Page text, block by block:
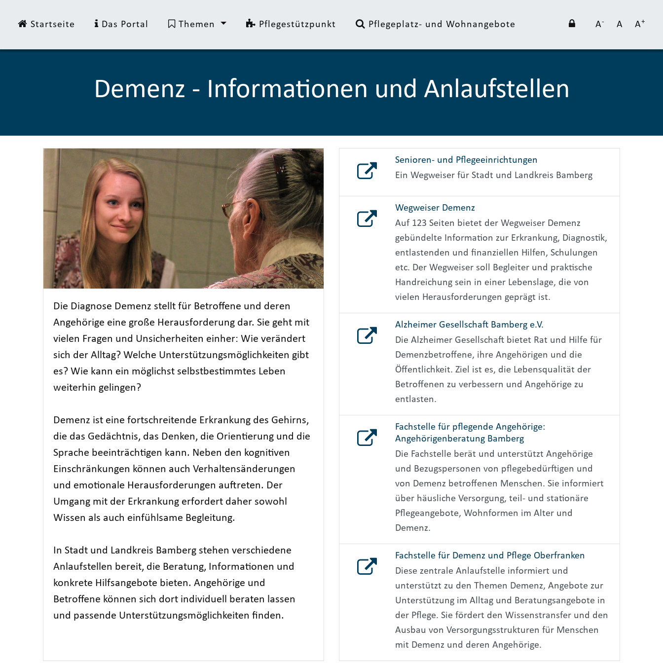
Startseite Das Portal Themen Pflegestützpunkt Pflegeplatz- und Wohnangebote A- A A+
Demenz - Informationen und Anlaufstellen
Die Diagnose Demenz stellt für Betroffene und deren
Angehörige eine große Herausforderung dar. Sie geht mit
vielen Fragen und Unsicherheiten einher: Wie verändert
sich der Alltag? Welche Unterstützungsmöglichkeiten gibt
es? Wie kann ein möglichst selbstbestimmtes Leben
weiterhin gelingen?
Demenz ist eine fortschreitende Erkrankung des Gehirns,
die das Gedächtnis, das Denken, die Orientierung und die
Sprache beeinträchtigen kann. Neben den kognitiven
Einschränkungen können auch Verhaltensänderungen
und emotionale Herausforderungen auftreten. Der
Umgang mit der Erkrankung erfordert daher sowohl
Wissen als auch einfühlsame Begleitung.
In Stadt und Landkreis Bamberg stehen verschiedene
Anlaufstellen bereit, die Beratung, Informationen und
konkrete Hilfsangebote bieten. Angehörige und
Betroffene können sich dort individuell beraten lassen
und passende Unterstützungsmöglichkeiten finden.
Senioren- und Pflegeeinrichtungen
Ein Wegweiser für Stadt und Landkreis Bamberg
Wegweiser Demenz
Auf 123 Seiten bietet der Wegweiser Demenz
gebündelte Information zur Erkrankung, Diagnostik,
entlastenden und finanziellen Hilfen, Schulungen
etc. Der Wegweiser soll Begleiter und praktische
Handreichung sein in einer Lebenslage, die von
vielen Herausforderungen geprägt ist.
Alzheimer Gesellschaft Bamberg e.V.
Die Alzheimer Gesellschaft bietet Rat und Hilfe für
Demenzbetroffene, ihre Angehörigen und die
Öffentlichkeit. Ziel ist es, die Lebensqualität der
Betroffenen zu verbessern und Angehörige zu
entlasten.
Fachstelle für pflegende Angehörige:
Angehörigenberatung Bamberg
Die Fachstelle berät und unterstützt Angehörige
und Bezugspersonen von pflegebedürftigen und
von Demenz betroffenen Menschen. Sie informiert
über häusliche Versorgung, teil- und stationäre
Pflegeangebote, Wohnformen im Alter und
Demenz.
Fachstelle für Demenz und Pflege Oberfranken
Diese zentrale Anlaufstelle informiert und
unterstützt zu den Themen Demenz, Angebote zur
Unterstützung im Alltag und Beratungsangebote in
der Pflege. Sie fördert den Wissenstransfer und den
Ausbau von Versorgungsstrukturen für Menschen
mit Demenz und deren Angehörige.